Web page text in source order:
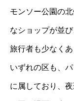
モンソー公園の
なショップが並
旅行者も少なくあ
いずれの区も、
に属しており、